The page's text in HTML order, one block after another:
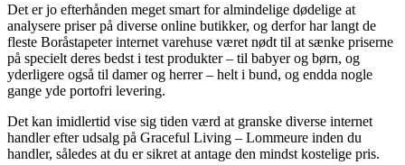
Det er jo efterhånden meget smart for almindelige dødelige at
analysere priser på diverse online butikker, og derfor har langt de
fleste Boråstapeter internet varehuse været nødt til at sænke priserne
på specielt deres bedst i test produkter – til babyer og børn, og
yderligere også til damer og herrer – helt i bund, og endda nogle
gange yde portofri levering.
Det kan imidlertid vise sig tiden værd at granske diverse internet
handler efter udsalg på Graceful Living – Lommeure inden du
handler, således at du er sikret at antage den mindst kostelige pris.